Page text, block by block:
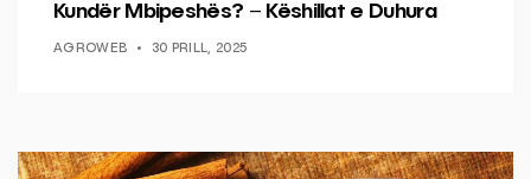
Kundër Mbipeshës? – Këshillat e Duhura
AGROWEB 30 PRILL, 2025